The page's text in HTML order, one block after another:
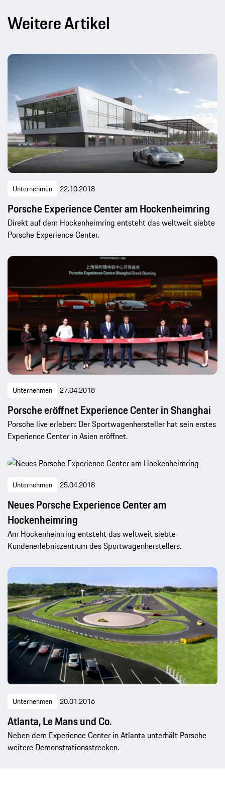
Weitere Artikel
Unternehmen 22.10.2018
Porsche Experience Center am Hockenheimring
Direkt auf dem Hockenheimring entsteht das weltweit siebte
Porsche Experience Center.
Unternehmen 27.04.2018
Porsche eröffnet Experience Center in Shanghai
Porsche live erleben: Der Sportwagenhersteller hat sein erstes
Experience Center in Asien eröffnet.
Unternehmen 25.04.2018
Neues Porsche Experience Center am
Hockenheimring
Am Hockenheimring entsteht das weltweit siebte
Kundenerlebniszentrum des Sportwagenherstellers.
Unternehmen 20.01.2016
Atlanta, Le Mans und Co.
Neben dem Experience Center in Atlanta unterhält Porsche
weitere Demonstrationsstrecken.